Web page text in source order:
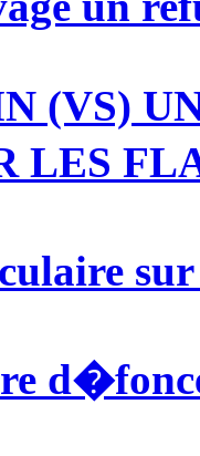
(VS)
LES